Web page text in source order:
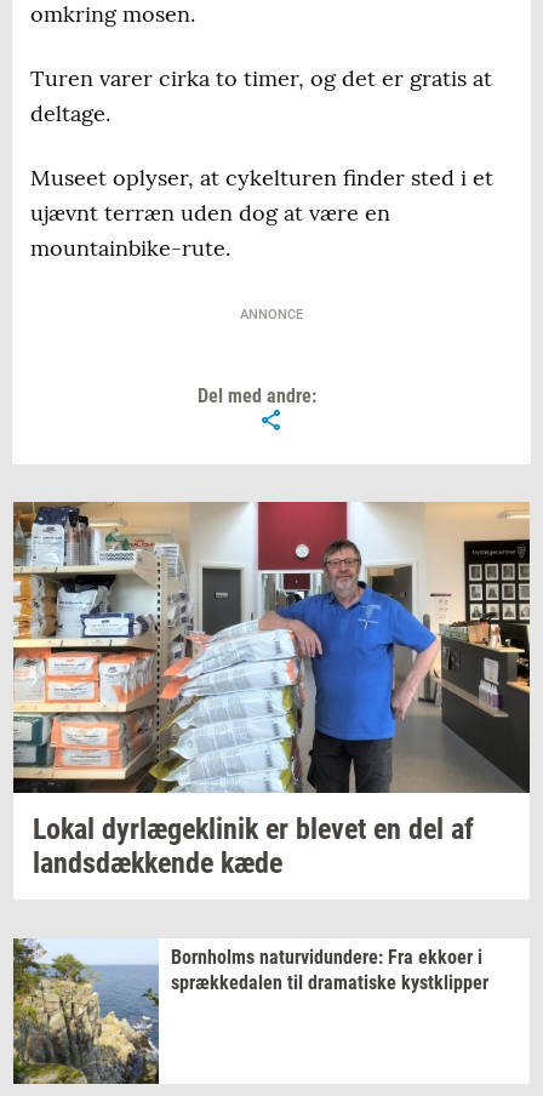
omkring mosen.
Turen varer cirka to timer, og det er gratis at
deltage.
Museet oplyser, at cykelturen finder sted i et
ujævnt terræn uden dog at være en
mountainbike-rute.
ANNONCE
Del med andre:
Lokal dyr­læge­kli­niker ble­vet en del af
lands­dæk­ken­de kæde
Born­holms na­tur­vi­dun­de­re: Fra ek­ko­er i
spræk­ke­da­len til dra­ma­ti­ske kyst­klip­per